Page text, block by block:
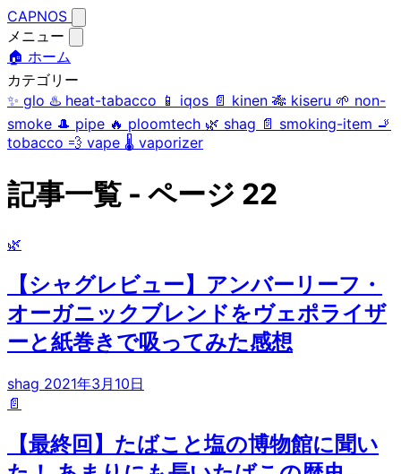
CAPNOS
メニュー
🏠 ホーム
カテゴリー
✨ glo ♨️ heat-tabacco 📱 iqos 📄 kinen 🎋 kiseru 🌱 non-
smoke 🎩 pipe 🔥 ploomtech 🌿 shag 📄 smoking-item 🚬
tobacco 💨 vape 🌡️ vaporizer
記事一覧 - ページ 22
🌿
【シャグレビュー】アンバーリーフ・
オーガニックブレンドをヴェポライザ
ーと紙巻きで吸ってみた感想
shag 2021年3月10日
📄
【最終回】たばこと塩の博物館に聞い